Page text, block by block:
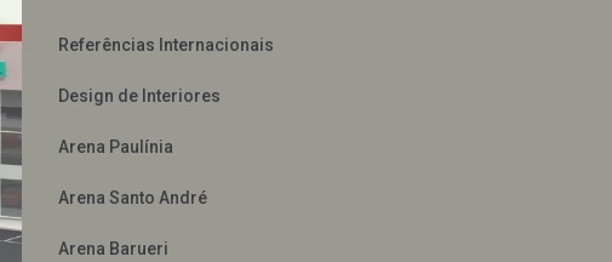
Referências Internacionais
Design de Interiores
Arena Paulínia
Arena Santo André
Arena Barueri